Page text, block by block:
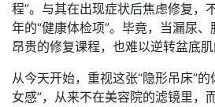
程”。与其在出现症状后焦虑修复，
年的“健康体检项”。毕竟，当漏尿
昂贵的修复课程，也难以逆转盆底肌
从今天开始，重视这张“隐形吊床”
女感”，从来不在美容院的滤镜里，